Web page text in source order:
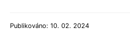
Publikováno: 10. 02. 2024